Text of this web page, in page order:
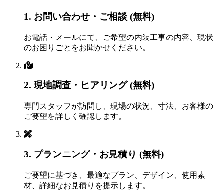
1. お問い合わせ・ご相談 (無料)
お電話・メールにて、ご希望の内装工事の内容、現状
のお困りごとをお聞かせください。
2. 現地調査・ヒアリング (無料)
専門スタッフが訪問し、現場の状況、寸法、お客様の
ご要望を詳しく確認します。
3. プランニング・お見積り (無料)
ご要望に基づき、最適なプラン、デザイン、使用素
材、詳細なお見積りを提示します。